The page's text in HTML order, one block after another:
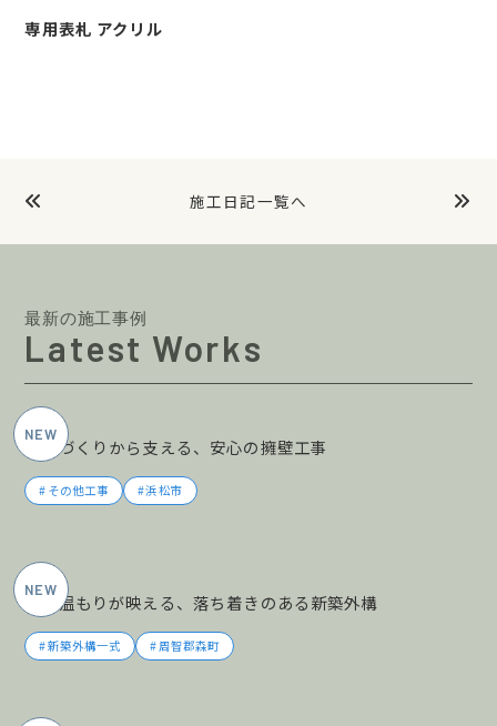
専用表札 アクリル
施工日記一覧へ
最新の施工事例
Latest Works
土地づくりから支える、安心の擁壁工事
その他工事 浜松市
木の温もりが映える、落ち着きのある新築外構
新築外構一式 周智郡森町